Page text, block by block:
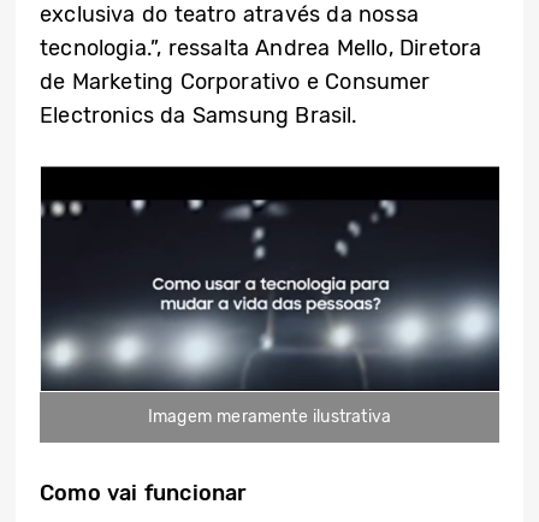
exclusiva do teatro através da nossa
tecnologia.”, ressalta Andrea Mello, Diretora
de Marketing Corporativo e Consumer
Electronics da Samsung Brasil.
Imagem meramente ilustrativa
Como vai funcionar